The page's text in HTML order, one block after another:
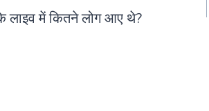
लाइव में कितने लोग आए थे?